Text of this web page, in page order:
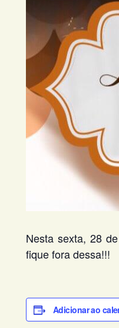
Nesta sexta, 28
fique fora dessa!!!
Adicionar ao